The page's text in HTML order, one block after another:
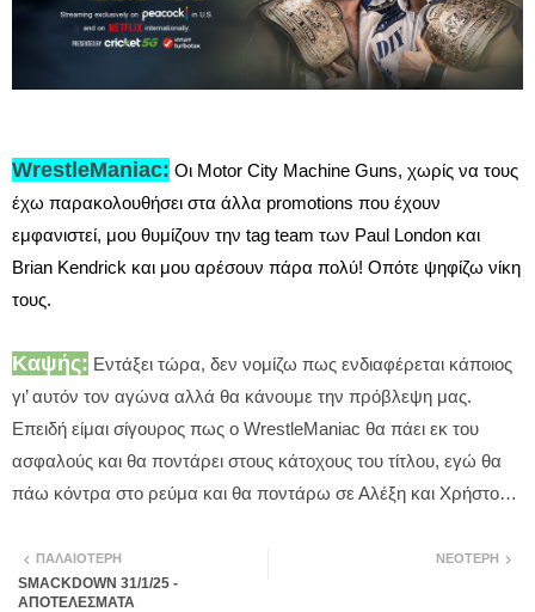
WrestleManiac: Οι Motor City Machine Guns, χωρίς να τους
έχω παρακολουθήσει στα άλλα promotions που έχουν
εμφανιστεί, μου θυμίζουν την tag team των Paul London και
Brian Kendrick και μου αρέσουν πάρα πολύ! Οπότε ψηφίζω νίκη
τους.
Καψής: Εντάξει τώρα, δεν νομίζω πως ενδιαφέρεται κάποιος
γι’ αυτόν τον αγώνα αλλά θα κάνουμε την πρόβλεψη μας.
Επειδή είμαι σίγουρος πως ο WrestleManiac θα πάει εκ του
ασφαλούς και θα ποντάρει στους κάτοχους του τίτλου, εγώ θα
πάω κόντρα στο ρεύμα και θα ποντάρω σε Αλέξη και Χρήστο…
ΝΕΌΤΕΡΗ
ΠΑΛΑΙΌΤΕΡΗ
SMACKDOWN 31/1/25 -
ΑΠΟΤΕΛΕΣΜΑΤΑ